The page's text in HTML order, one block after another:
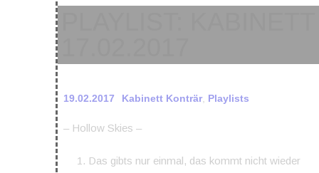
19.02.2017 Kabinett Konträr Playlists
– Hollow Skies –
Das gibts nur einmal, das kommt nicht wieder